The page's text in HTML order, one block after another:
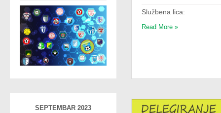
SEPTEMBAR 2023
Službena lica:
Read More »